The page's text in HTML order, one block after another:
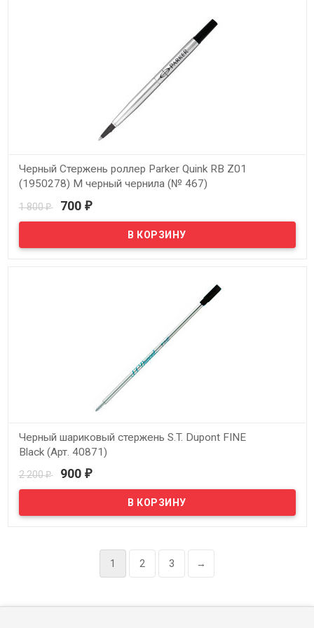
Черный Стержень роллер Parker Quink RB Z01
(1950278) M черный чернила (№ 467)
В наличии
1 800₽ 700 ₽
Черный шариковый стержень S.T. Dupont FINE
Black (Арт. 40871)
В наличии
2 200₽ 900 ₽
1 2 3 →